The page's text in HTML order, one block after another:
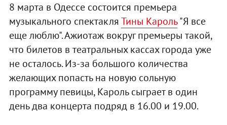
8 марта в Одессе состоится премьера
музыкального спектакляТины Кароль"Я все
еще люблю". Ажиотаж вокруг премьеры такой,
что билетов в театральных кассах города уже
не осталось. Из-за большого количества
желающих попасть на новую сольную
программу певицы, Кароль сыграет в один
день два концерта подряд в 16.00 и 19.00.